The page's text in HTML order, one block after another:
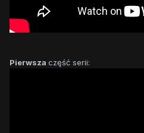
Pierwsza część serii: